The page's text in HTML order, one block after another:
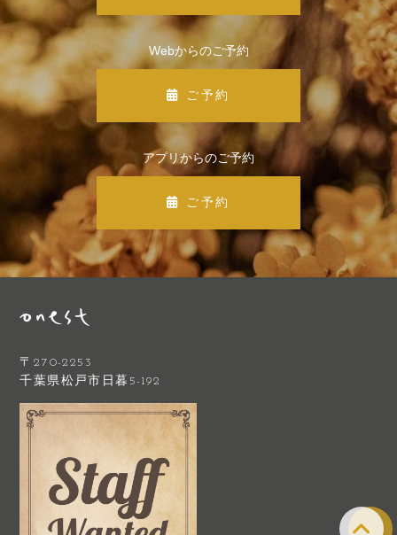
Webからのご予約
ご予約
アプリからのご予約
ご予約
〒270-2253
千葉県松戸市日暮5-192